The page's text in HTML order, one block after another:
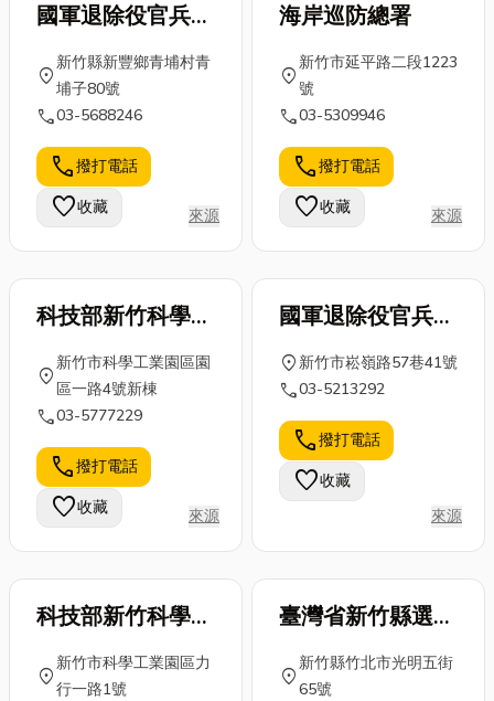
也不容忽視！
為大家分享雲
林美甲推薦店
家，讓妳在特
別的日子裡，
指尖也能綻放
迷人光彩！
美甲款式到
底...
物感到好奇？
是——吊車！
高工作效率的
關鍵設備，更
是確保高空作
業安全的堅實
後盾。從最基
本的貨物裝
卸...
南地區的相關
【台南電動堆
應用！ 堆高
機是物流、倉
儲作業中不可
或缺的重要設
備。從搬運
重...
國軍退除役官兵輔
導委員會
location_on
新竹縣新豐鄉青埔村青
埔子80號
call03-5688246
call撥打電話
favorite收藏 來源
海岸巡防總署
location_on
新竹市延平路二段1223
號
call03-5309946
call撥打電話
favorite收藏 來源
科技部新竹科學園
區管理局
location_on
新竹市科學工業園區園
區一路4號新棟
call03-5777229
call撥打電話
favorite收藏 來源
國軍退除役官兵輔
導委員會
location_on新竹市崧嶺路57巷41號
call03-5213292
call撥打電話
favorite收藏
來源
科技部新竹科學園
區管理局
location_on
新竹市科學工業園區力
行一路1號
臺灣省新竹縣選舉
委員會
location_on
新竹縣竹北市光明五街
65號